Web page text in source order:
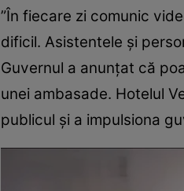
”În fiecare zi comunic
dificil. Asistentele şi
Guvernul a anunţat că
unei ambasade. Hotelul
publicul şi a impulsiona